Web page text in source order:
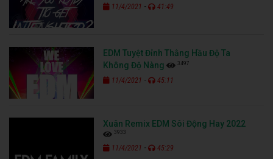
11/4/2021 - 41:49
EDM Tuyệt Đỉnh Thằng Hầu Độ Ta
Không Độ Nàng
3497
11/4/2021 - 45:11
Xuân Remix EDM Sôi Động Hay 2022
3933
11/4/2021 - 45:29